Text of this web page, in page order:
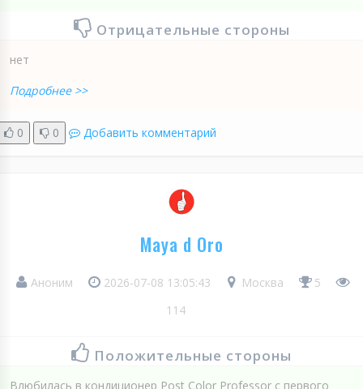
Отрицательные стороны
нет
Подробнее >>
0 0 Добавить комментарий
Maya d Oro
Аноним 2026-07-08 13:05:43 Москва
5
114
Положительные стороны
Влюбилась в кондиционер Post Color Professor с первого